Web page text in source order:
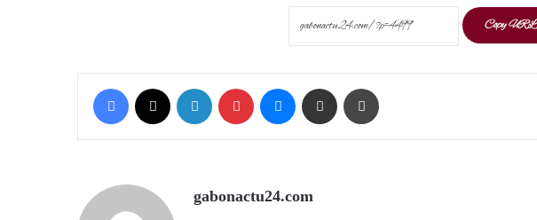
Copy URL
Facebook LinkedIn Pinterest Messenger Share via Email
gabonactu24.com